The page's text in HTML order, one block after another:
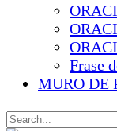
Frase
MURO DE